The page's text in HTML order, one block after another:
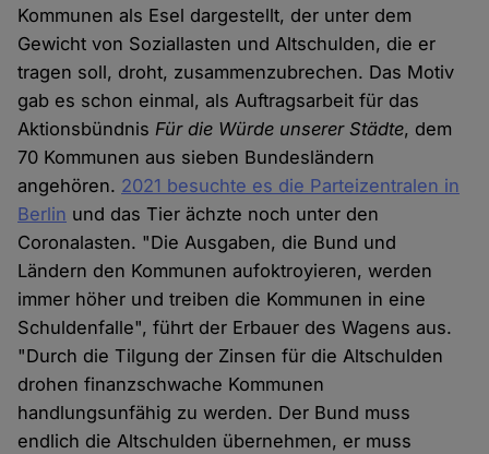
Kommunen als Esel dargestellt, der unter dem
Gewicht von Soziallasten und Altschulden, die er
tragen soll, droht, zusammenzubrechen. Das Motiv
gab es schon einmal, als Auftragsarbeit für das
AktionsbündnisFür die Würde unserer Städte, dem
70 Kommunen aus sieben Bundesländern
angehören. 2021 besuchte es die Parteizentralen in
Berlin und das Tier ächzte noch unter den
Coronalasten. "Die Ausgaben, die Bund und
Ländern den Kommunen aufoktroyieren, werden
immer höher und treiben die Kommunen in eine
Schuldenfalle", führt der Erbauer des Wagens aus.
"Durch die Tilgung der Zinsen für die Altschulden
drohen finanzschwache Kommunen
handlungsunfähig zu werden. Der Bund muss
endlich die Altschulden übernehmen, er muss